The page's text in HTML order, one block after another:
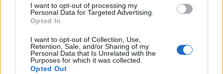
I want to opt-out of processing my
Personal Data for Targeted Advertising.
Opted In
I want to opt-out of Collection, Use,
Retention, Sale, and/or Sharing of my
Personal Data that Is Unrelated with the
Purposes for which it was collected.
Opted Out